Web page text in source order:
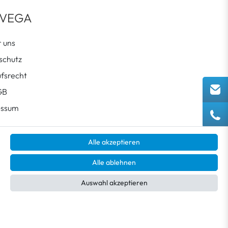
uns
Alle akzeptieren
Alle ablehnen
Auswahl akzeptieren